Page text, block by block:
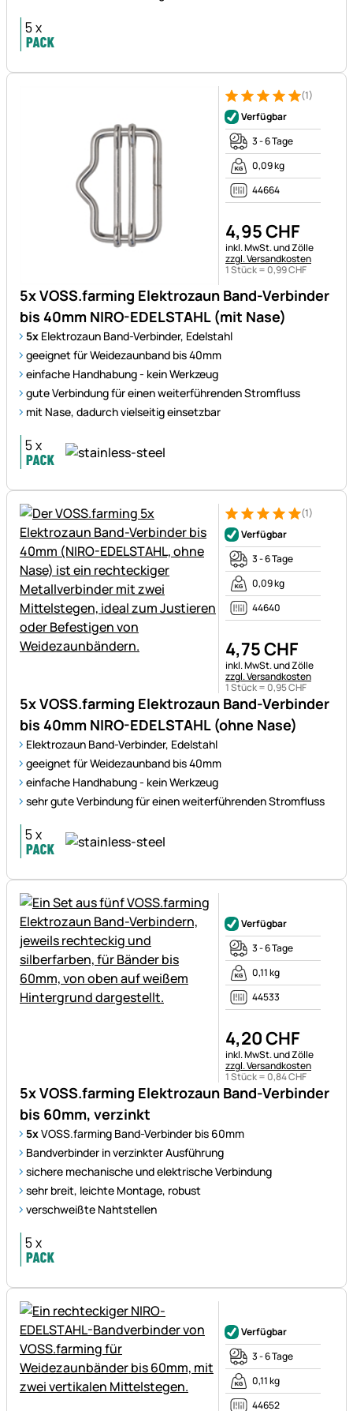
5x VOSS.farming Elektrozaun Band-Verbinder
bis 40mm NIRO-EDELSTAHL (mit Nase)
5x Elektrozaun Band-Verbinder, Edelstahl
geeignet für Weidezaunband bis 40mm
einfache Handhabung - kein Werkzeug
gute Verbindung für einen weiterführenden Stromfluss
mit Nase, dadurch vielseitig einsetzbar
Bewertung: 5 von 5 (1
1 Bewertung
(1)
Verfügbar
3 - 6 Tage
0,09 kg
44664
4,95CHF
Steuerhinweis:
inkl. MwSt. und Zölle
zzgl. Versandkosten
1 Stück = 0,99CHF
5x VOSS.farming Elektrozaun Band-Verbinder
bis 40mm NIRO-EDELSTAHL (ohne Nase)
Elektrozaun Band-Verbinder, Edelstahl
geeignet für Weidezaunband bis 40mm
einfache Handhabung - kein Werkzeug
sehr gute Verbindung für einen weiterführenden Stromfluss
Bewertung: 5 von 5 (1
1 Bewertung
(1)
Verfügbar
3 - 6 Tage
0,09 kg
44640
4,75CHF
Steuerhinweis:
inkl. MwSt. und Zölle
zzgl. Versandkosten
1 Stück = 0,95CHF
5x VOSS.farming Elektrozaun Band-Verbinder
bis 60mm, verzinkt
5xVOSS.farming Band-Verbinder bis 60mm
Bandverbinder in verzinkter Ausführung
sichere mechanische und elektrische Verbindung
sehr breit, leichte Montage, robust
verschweißte Nahtstellen
Verfügbar
3 - 6 Tage
0,11 kg
44533
4,20CHF
Steuerhinweis:
inkl. MwSt. und Zölle
zzgl. Versandkosten
1 Stück = 0,84CHF
Verfügbar
3 - 6 Tage
0,11 kg
44652